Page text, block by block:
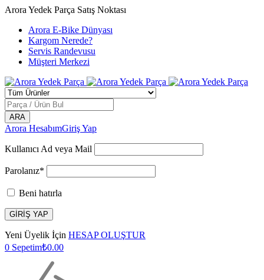
Arora Yedek Parça Satış Noktası
Arora E-Bike Dünyası
Kargom Nerede?
Servis Randevusu
Müşteri Merkezi
Arora HesabımGiriş Yap
Kullanıcı Ad veya Mail
Parolanız*
Beni hatırla
Yeni Üyelik İçin HESAP OLUŞTUR
0 Sepetim₺0.00